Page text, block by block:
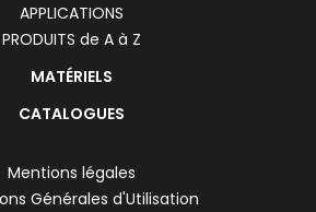
APPLICATIONS
PRODUITS de A à Z
MATÉRIELS
CATALOGUES
Mentions légales
Générales d'Utilisation